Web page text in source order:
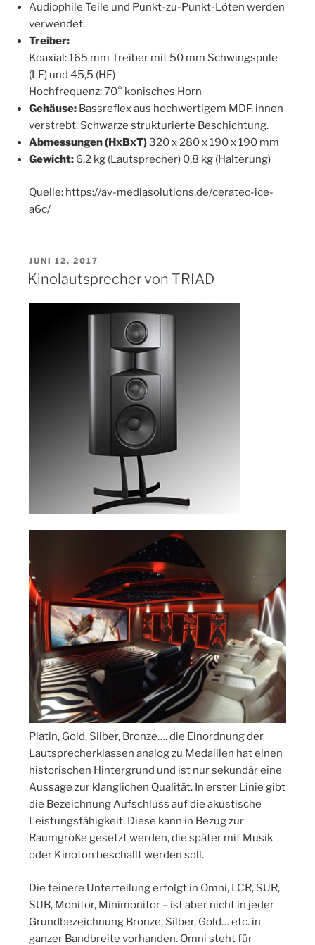
Audiophile Teile und Punkt-zu-Punkt-Löten werden
verwendet.
Treiber:
Koaxial: 165 mm Treiber mit 50 mm Schwingspule
(LF) und 45,5 (HF)
Hochfrequenz: 70° konisches Horn
Gehäuse: Bassreflex aus hochwertigem MDF, innen
verstrebt. Schwarze strukturierte Beschichtung.
Abmessungen (HxBxT)320 x 280 x 190 x 190 mm
Gewicht: 6,2 kg (Lautsprecher) 0,8 kg (Halterung)
Quelle: https://av-mediasolutions.de/ceratec-ice-
a6c/
VERÖFFENTLICHT
AM
JUNI 12, 2017
Kinolautsprecher von TRIAD
Platin, Gold. Silber, Bronze…. die Einordnung der
Lautsprecherklassen analog zu Medaillen hat einen
historischen Hintergrund und ist nur sekundär eine
Aussage zur klanglichen Qualität. In erster Linie gibt
die Bezeichnung Aufschluss auf die akustische
Leistungsfähigkeit. Diese kann in Bezug zur
Raumgröße gesetzt werden, die später mit Musik
oder Kinoton beschallt werden soll.
Die feinere Unterteilung erfolgt in Omni, LCR, SUR,
SUB, Monitor, Minimonitor – ist aber nicht in jeder
Grundbezeichnung Bronze, Silber, Gold… etc. in
ganzer Bandbreite vorhanden. Omni steht für